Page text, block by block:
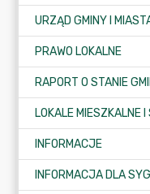
URZĄD GMINY I
PRAWO LOKALNE
LOKALE MIESZKALNE
INFORMACJE
INFORMACJA DLA